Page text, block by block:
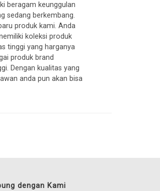
beragam keunggulan
sedang berkembang.
produk kami. Anda
koleksi produk
tinggi yang harganya
produk brand
Dengan kualitas yang
anda pun akan bisa
dengan Kami